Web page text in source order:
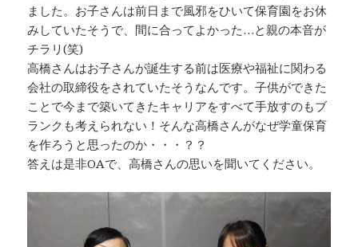
ました。お子さんは前日まで風邪をひいて保育園をお休
みしていたそうで、間に合ってよかった…と親の本音が
チラリ(笑)
高橋さんはお子さんが誕生する前は医療や福祉に関わる
会社の取締役をされていたそうなんです。子供ができた
ことで今まで築いてきたキャリアをすべて手放すのもブ
ランクも考えられない！そんな高橋さんがなぜ学童保育
を作ろうと思ったのか・・・？？
答えは是非OAで、高橋さんの思いを聞いてください。